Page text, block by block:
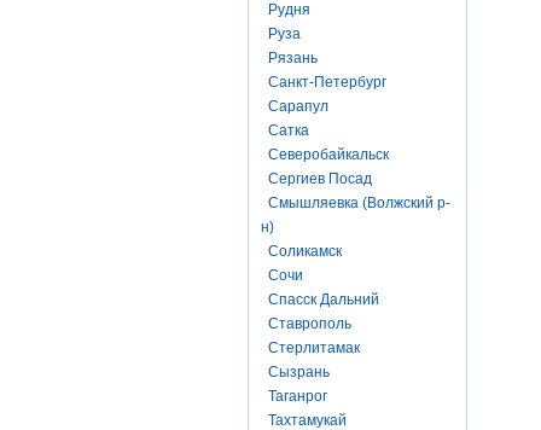
Рудня
Руза
Рязань
Санкт-Петербург
Сарапул
Сатка
Северобайкальск
Сергиев Посад
Смышляевка (Волжский р-
н)
Соликамск
Сочи
Спасск Дальний
Ставрополь
Стерлитамак
Сызрань
Таганрог
Тахтамукай